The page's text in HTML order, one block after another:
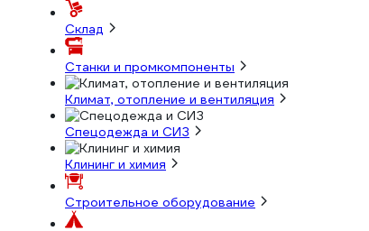
Склад
Станки и промкомпоненты
Климат, отопление и вентиляция
Спецодежда и СИЗ
Клининг и химия
Строительное оборудование